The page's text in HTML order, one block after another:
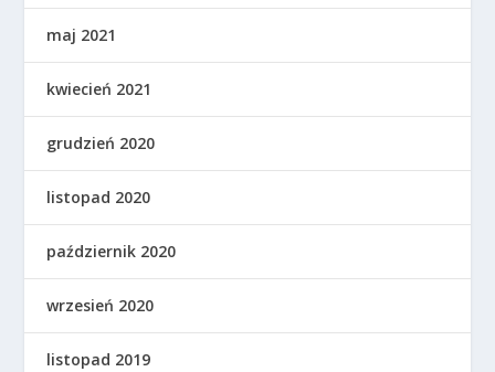
maj 2021
kwiecień 2021
grudzień 2020
listopad 2020
październik 2020
wrzesień 2020
listopad 2019